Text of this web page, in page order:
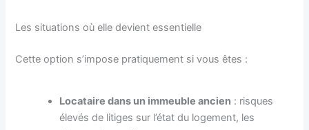
Les situations où elle devient essentielle
Cette option s’impose pratiquement si vous êtes :
Locataire dans un immeuble ancien : risques
élevés de litiges sur l’état du logement, les